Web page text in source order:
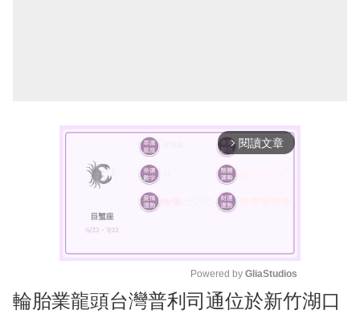
arrow_forward_ios 閱讀文章
M
Powered by GliaStudios
輪胎業龍頭台灣普利司通位於新竹湖口